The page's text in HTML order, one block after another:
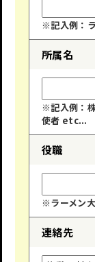
※記入例：
所属名
※記入例：
使者 etc...
役職
※ラーメン
連絡先